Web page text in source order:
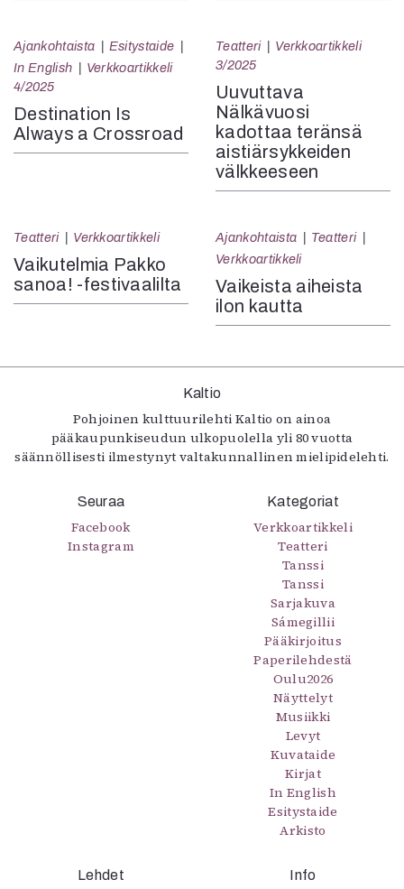
Ajankohtaista
Esitystaide
In English
Verkkoartikkeli
4/2025
Destination Is
Always a Crossroad
Teatteri
Verkkoartikkeli
3/2025
Uuvuttava
Nälkävuosi
kadottaa teränsä
aistiärsykkeiden
välkkeeseen
Teatteri Verkkoartikkeli
Vaikutelmia Pakko
sanoa! -festivaalilta
Ajankohtaista
Teatteri
Verkkoartikkeli
Vaikeista aiheista
ilon kautta
Kaltio
Pohjoinen kulttuurilehti Kaltio on ainoa
pääkaupunkiseudun ulkopuolella yli 80 vuotta
säännöllisesti ilmestynyt valtakunnallinen mielipidelehti.
Seuraa
Facebook
Instagram
Kategoriat
Verkkoartikkeli
Teatteri
Tanssi
Tanssi
Sarjakuva
Sámegillii
Pääkirjoitus
Paperilehdestä
Oulu2026
Näyttelyt
Musiikki
Levyt
Kuvataide
Kirjat
In English
Esitystaide
Arkisto
Lehdet Info